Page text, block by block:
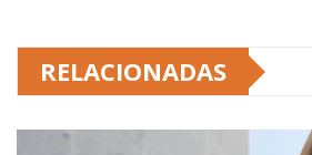
RELACIONADAS